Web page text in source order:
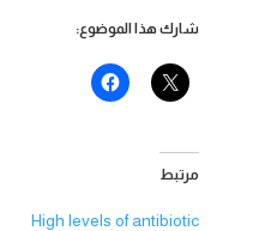
شارك هذا الموضوع:
مرتبط
High levels of antibiotic